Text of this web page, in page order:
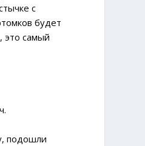
с
будет
это самый
подошли